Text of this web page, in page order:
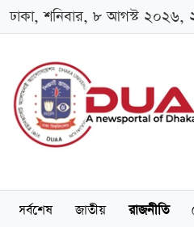
ঢাকা, শনিবার, ৮ আগস্ট ২০২৬,
সর্বশেষ জাতীয় রাজনীতি